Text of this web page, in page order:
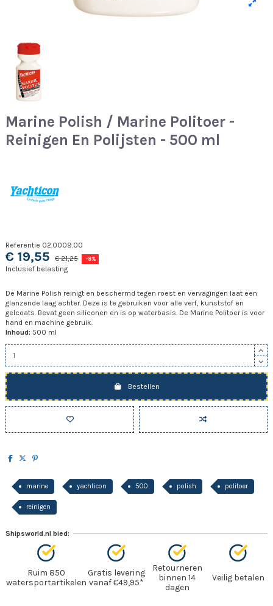
Marine Polish / Marine Politoer -
Reinigen En Polijsten - 500 ml
Referentie 02.0009.00
€ 19,55 € 21,25 -8%
Inclusief belasting
De Marine Polish reinigt en beschermd tegen roest en vervagingen laat een
glanzende laag achter. Deze is te gebruiken voor alle verf, kunststof en
gelcoats. Bevat geen siliconen en is op waterbasis. De Marine Politoer is voor
hand en machine gebruik.
Inhoud: 500 ml
Bestellen
marine yachticon 500 polish politoer
reinigen
Shipsworld.nl bied:
Ruim 850
watersportartikelen
Gratis levering
vanaf €49,95*
Retourneren
binnen 14
dagen
Veilig betalen